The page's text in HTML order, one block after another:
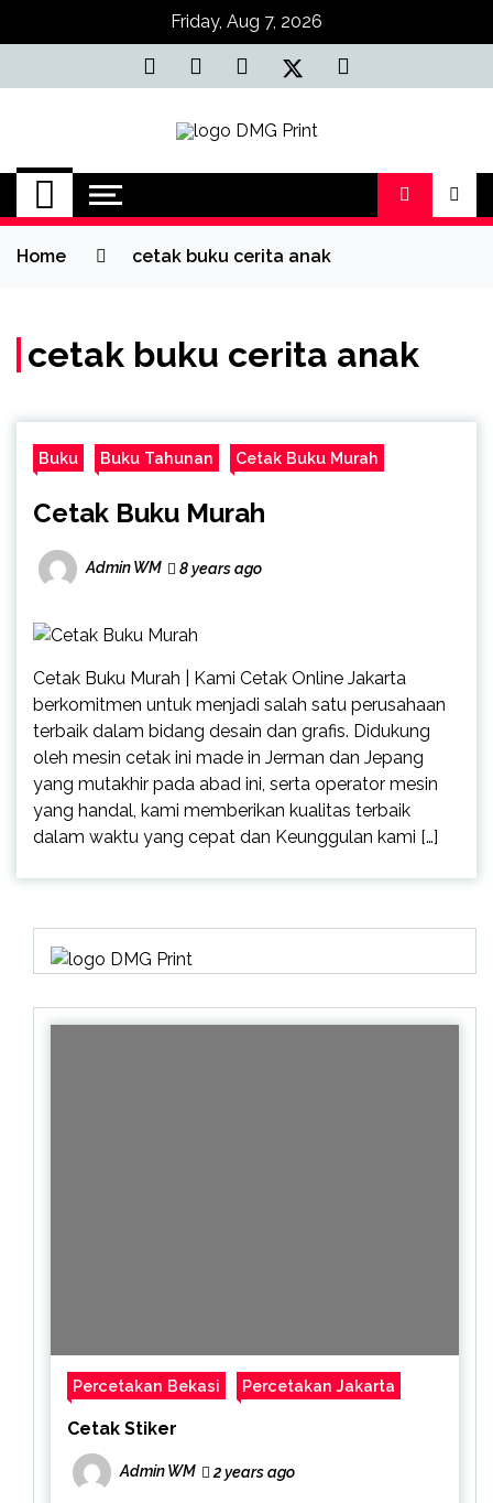
Friday, Aug 7, 2026
Jasa Cetak Online
DMG Printing
Home cetak buku cerita anak
cetak buku cerita anak
Buku Buku Tahunan Cetak Buku Murah
Cetak Buku Murah
Admin WM 8 years ago
Cetak Buku Murah | Kami Cetak Online Jakarta
berkomitmen untuk menjadi salah satu perusahaan
terbaik dalam bidang desain dan grafis. Didukung
oleh mesin cetak ini made in Jerman dan Jepang
yang mutakhir pada abad ini, serta operator mesin
yang handal, kami memberikan kualitas terbaik
dalam waktu yang cepat dan Keunggulan kami […]
Percetakan Bekasi Percetakan Jakarta
Cetak Stiker
Admin WM 2 years ago